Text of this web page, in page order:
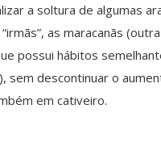
a soltura de algumas
as maracanãs
possui hábitos
sem descontinuar o
em cativeiro.